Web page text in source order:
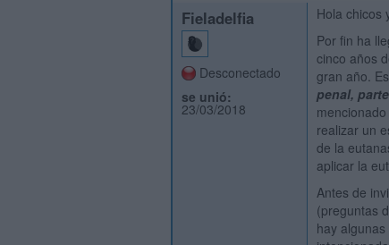
Fieladelfia
Desconectado
se unió:
23/03/2018
Hola chicos
Por fin ha
cinco años
gran año.
penal,
realizar un
de la
aplicar la
Antes de
(preguntas
hay